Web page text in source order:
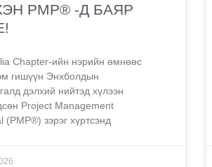
PMP® -Д БАЯР
Chapter-ийн нэрийн өмнөөс
гишүүн Энхболдын
дэлхий нийтэд хүлээн
Project Management
(PMP®) зэрэг хүртсэнд